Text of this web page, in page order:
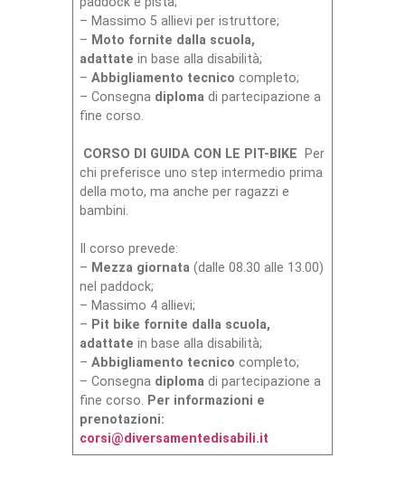
– Massimo 5 allievi per istruttore;
– Moto fornite dalla scuola,
adattate in base alla disabilità;
–Abbigliamento tecnico completo;
– Consegna diplomadi partecipazione a
fine corso.
CORSO DI GUIDA CON LE PIT-BIKE
Per
chi preferisce uno step intermedio prima
della moto, ma anche per ragazzi e
bambini.
Il corso prevede:
– Mezza giornata (dalle 08.30 alle 13.00)
nel paddock;
– Massimo 4 allievi;
– Pit bike fornite dalla scuola,
adattate in base alla disabilità;
–Abbigliamento tecnico completo;
– Consegna diplomadi partecipazione a
fine corso. Per informazioni e
prenotazioni:
corsi@diversamentedisabili.it